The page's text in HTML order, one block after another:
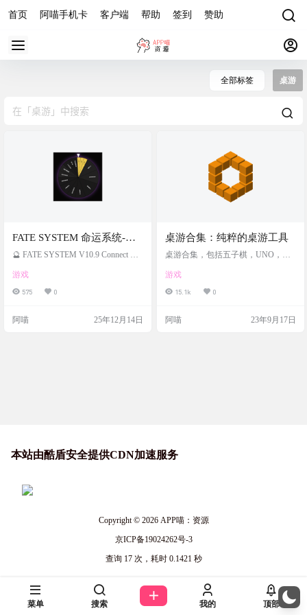
首页 阿喵手机卡 客户端 帮助 签到 赞助
全部标签 桌游
FATE SYSTEM 命运系统-轮
盘+老虎机+左轮枪随机组合
🔮 FATE SYSTEM V10.9 Connect Yo
再是障碍，控制便成为一种艺术。
网站截图 网站特色 🌌 极致沉浸全平
风、悬浮粒子，在暗黑（多种颜色
游戏
575 0
阿喵 25年12月14日
桌游合集：纯粹的桌游工具
桌游合集，包括五子棋，UNO，象
等，还有小程序可以直接玩。而这
些游戏也都可以在线玩，体验也很
游戏
15.1k 0
阿喵 23年9月17日
本站由酷盾安全提供CDN加速服务
Copyright © 2026APP喵：资源
京ICP备19024262号-3
查询 17 次，耗时 0.1421 秒
菜单 搜索 我的 顶部